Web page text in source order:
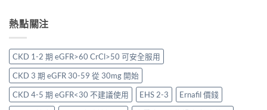
熱點關注
CKD 1-2 期 eGFR>60 CrCl>50 可安全服用
CKD 3 期 eGFR 30-59 從 30mg 開始
CKD 4-5 期 eGFR<30 不建議使用
EHS 2-3
Ernafil 價錢